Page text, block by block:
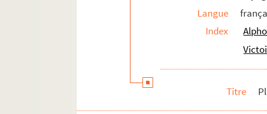
Langue
Index
Titre